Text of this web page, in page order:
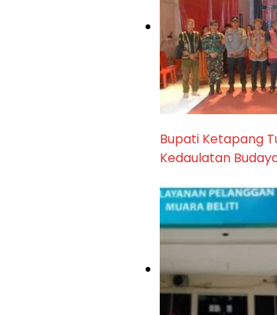
Bupati Ketapang
Kedaulatan